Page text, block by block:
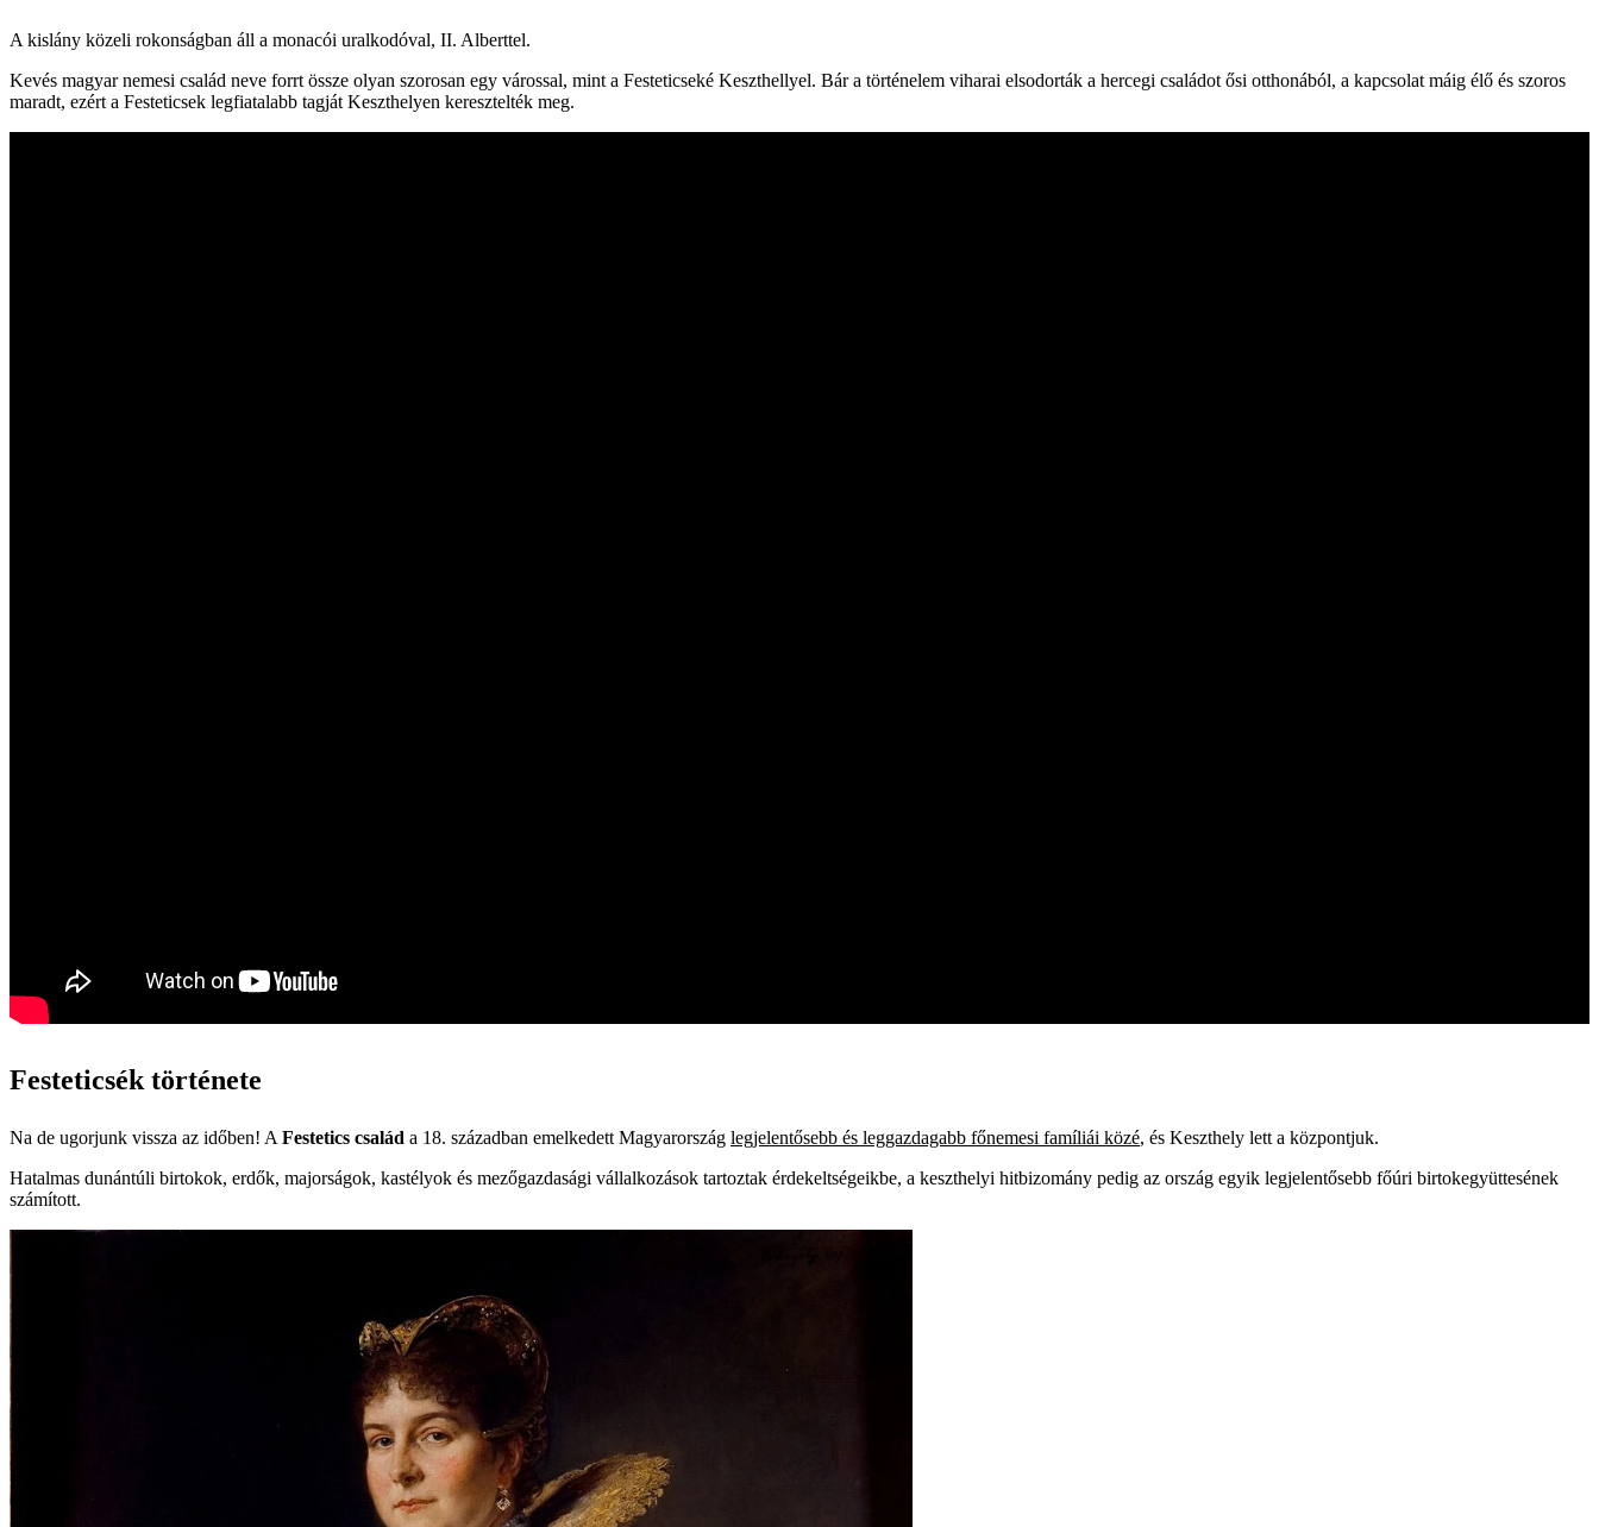
A kislány közeli rokonságban áll a monacói uralkodóval, II. Alberttel.
Kevés magyar nemesi család neve forrt össze olyan szorosan egy várossal, mint a Festeticseké Keszthellyel. Bár a történelem viharai elsodorták a hercegi családot ősi otthonából, a kapcsolat máig élő és szoros
maradt, ezért a Festeticsek legfiatalabb tagját Keszthelyen keresztelték meg.
Festeticsék története
Na de ugorjunk vissza az időben! A Festetics család a 18. században emelkedett Magyarország legjelentősebb és leggazdagabb főnemesi famíliái közé, és Keszthely lett a központjuk.
Hatalmas dunántúli birtokok, erdők, majorságok, kastélyok és mezőgazdasági vállalkozások tartoztak érdekeltségeikbe, a keszthelyi hitbizomány pedig az ország egyik legjelentősebb főúri birtokegyüttesének
számított.